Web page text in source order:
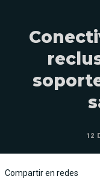
12
Compartir en redes